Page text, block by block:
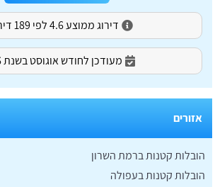
דירוג ממוצע 4.6 לפי 189 דירוגים
מעודכן לחודש אוגוסט בשנת 2026
אזורים
הובלות קטנות ברמת השרון
הובלות קטנות בעפולה